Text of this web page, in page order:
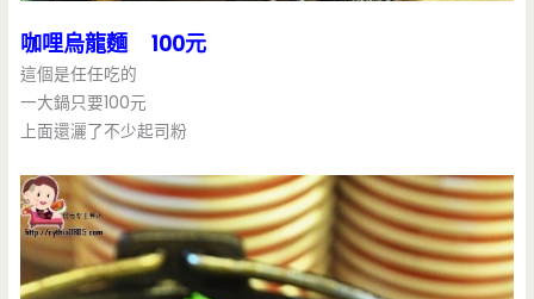
咖哩烏龍麵 100元
這個是任任吃的
一大鍋只要100元
上面還灑了不少起司粉